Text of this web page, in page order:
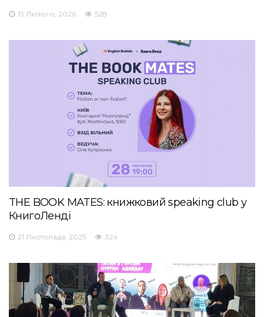
13 Лютого, 2026 528
THE BOOK MATES: книжковий speaking club у
КнигоЛенді
21 Листопада, 2025 324